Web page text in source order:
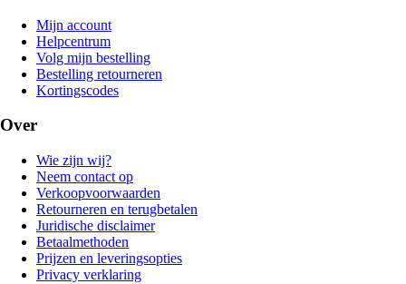
Mijn account
Helpcentrum
Volg mijn bestelling
Bestelling retourneren
Kortingscodes
Over
Wie zijn wij?
Neem contact op
Verkoopvoorwaarden
Retourneren en terugbetalen
Juridische disclaimer
Betaalmethoden
Prijzen en leveringsopties
Privacy verklaring